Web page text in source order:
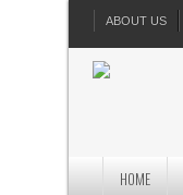
ABOUT US
HOME